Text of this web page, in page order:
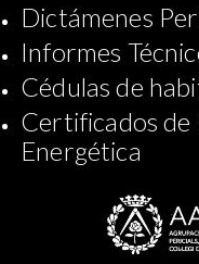
Dictámenes
Informes
Cédulas de
Certificados de
Energética